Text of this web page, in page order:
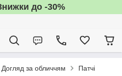
до -30%
Догляд за обличчям Патчі